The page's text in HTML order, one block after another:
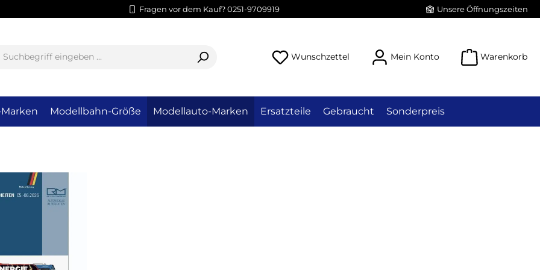
Fragen vor dem Kauf? 0251-9709919 Unsere Öffnungszeiten
Wunschzettel Du hast 0 Produkte auf dem Merkzettel
Mein Konto Warenkorb
Modellbahn-Größe Modellauto-Marken Ersatzteile Gebraucht Sonderpreis